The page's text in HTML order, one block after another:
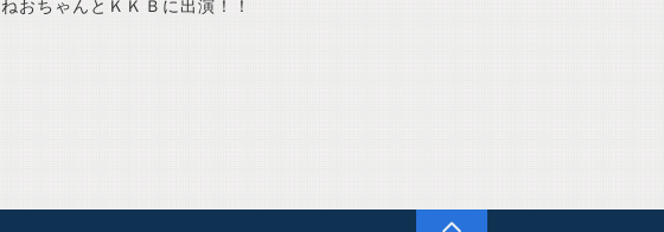
ねおちゃんとＫＫＢに出演！！